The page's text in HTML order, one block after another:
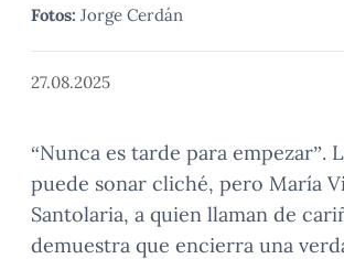
Fotos: Jorge Cerdán
27.08.2025
“Nunca es tarde para empezar”.
puede sonar cliché, pero María
Santolaria, a quien llaman de
demuestra que encierra una